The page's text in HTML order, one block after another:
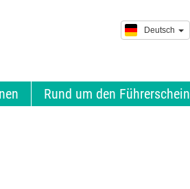
Deutsch
Rund um den Führerschein